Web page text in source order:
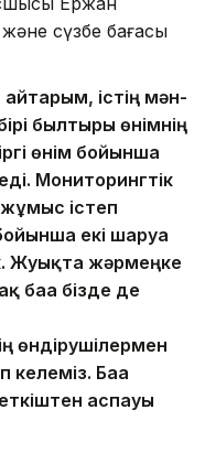
және сүзбе бағасы
істің мән-
былтырғы өнімнің
өнім бойынша
Мониторингтік
істеп
екі шаруа
Жуықта жәрмеңке
баға бізде де
өндірушілермен
келеміз. Баға
аспауы